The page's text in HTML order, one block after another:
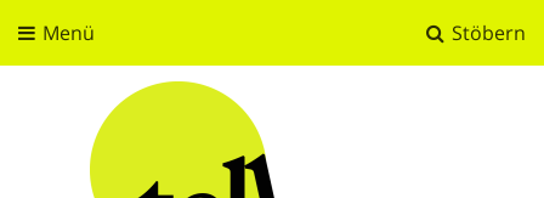
Stöbern
Menü